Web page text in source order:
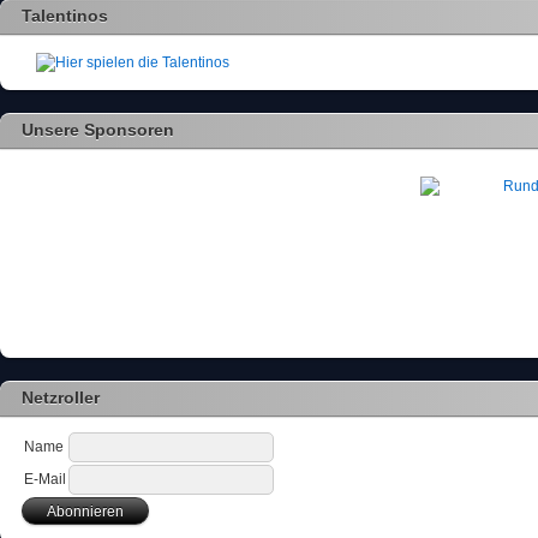
Talentinos
Unsere Sponsoren
Netzroller
Name
E-Mail